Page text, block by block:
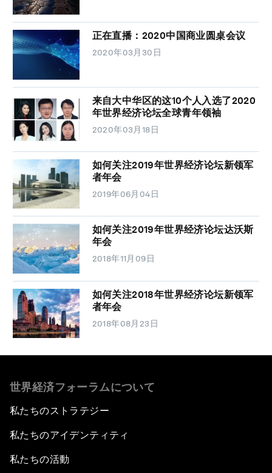
正在直播：2020中国商业圆桌会议
2020年03月30日
来自大中华区的这10个人入选了2020
年世界经济论坛全球青年领袖
2020年03月18日
如何关注2019年世界经济论坛新领军
者年会
2019年06月04日
如何关注2019年世界经济论坛达沃斯
年会
2018年11月09日
如何关注2018年世界经济论坛新领军
者年会
2018年08月23日
世界経済フォーラムについて
私たちのストラテジー
私たちのアイデンティティ
私たちの活動